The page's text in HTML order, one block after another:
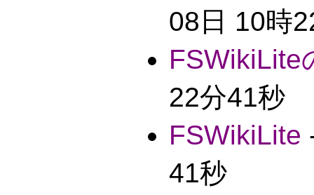
08日 10時
FSWikiLite
22分41秒
FSWikiLite
41秒